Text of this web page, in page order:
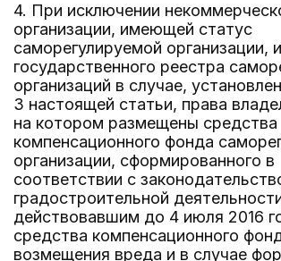
4. При исключении
организации, имеющей статус
саморегулируемой организации,
государственного реестра
организаций в случае,
3 настоящей статьи, права
на котором размещены средства
компенсационного фонда
организации, сформированного в
соответствии с
градостроительной
действовавшим до 4 июля 2016
средства компенсационного
возмещения вреда и в случае